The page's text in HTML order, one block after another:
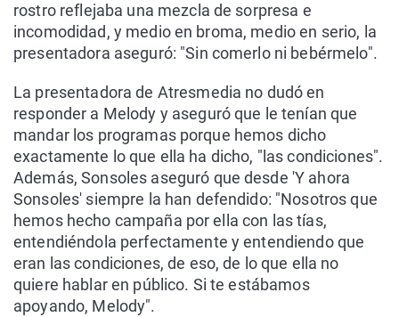
rostro reflejaba una mezcla de sorpresa e
incomodidad, y medio en broma, medio en serio, la
presentadora aseguró: "Sin comerlo ni bebérmelo".
La presentadora de Atresmedia no dudó en
responder a Melody y aseguró que le tenían que
mandar los programas porque hemos dicho
exactamente lo que ella ha dicho, "las condiciones".
Además, Sonsoles aseguró que desde 'Y ahora
Sonsoles' siempre la han defendido: "Nosotros que
hemos hecho campaña por ella con las tías,
entendiéndola perfectamente y entendiendo que
eran las condiciones, de eso, de lo que ella no
quiere hablar en público. Si te estábamos
apoyando, Melody".